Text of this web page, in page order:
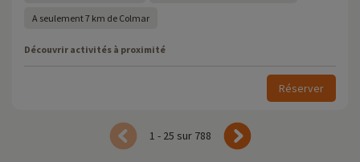
A seulement 7 km de Colmar
Découvrir activités à proximité
Réserver
1 - 25 sur 788